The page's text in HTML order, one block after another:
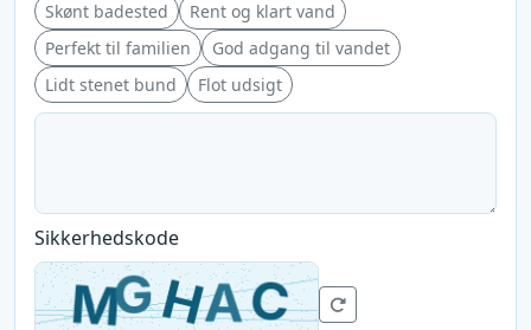
Skønt badested
Rent og klart vand
Perfekt til familien
God adgang til vandet
Lidt stenet bund
Flot udsigt
Sikkerhedskode